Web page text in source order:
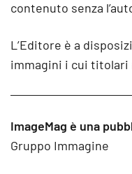
contenuto senza
L’Editore è a
immagini i cui
ImageMag è una
Gruppo Immagine